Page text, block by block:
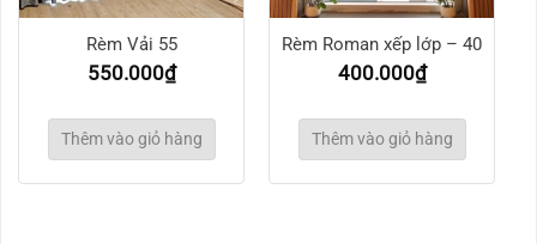
Rèm Vải 55
550.000₫
Thêm vào giỏ hàng
Rèm Roman xếp lớp – 40
400.000₫
Thêm vào giỏ hàng